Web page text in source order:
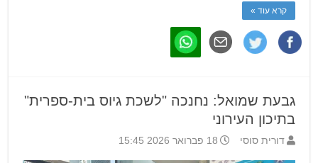
קרא עוד »
גבעת שמואל: נחנכה "לשכת גיוס בית-ספרית"
בתיכון העירוני
דורית סוסי 18 פברואר 2026 15:45